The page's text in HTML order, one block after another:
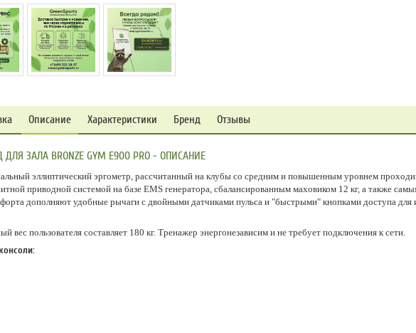
Описание Характеристики Бренд Отзывы
ЗАЛА BRONZE GYM E900 PRO - ОПИСАНИЕ
эллиптический эргометр, рассчитанный на клубы со средним и повышенным уровнем
приводной системой на базе EMS генератора, сбалансированным маховиком 12 кг, а также
дополняют удобные рычаги с двойными датчиками пульса и "быстрыми" кнопками доступа для
вес пользователя составляет 180 кг. Тренажер энергонезависим и не требует подключения к сети.